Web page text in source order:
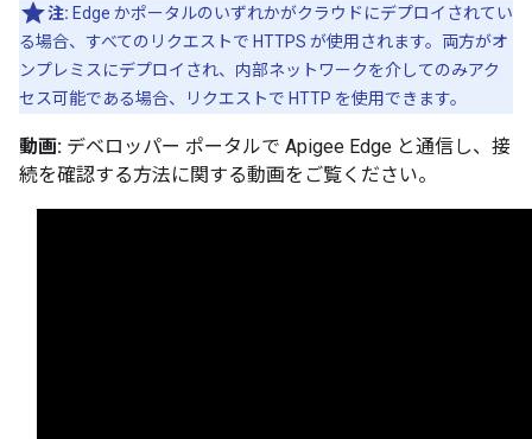
注: Edge かポータルのいずれかがクラウドにデプロイされてい
る場合、すべてのリクエストで HTTPS が使用されます。両方がオ
ンプレミスにデプロイされ、内部ネットワークを介してのみアク
セス可能である場合、リクエストで HTTP を使用できます。
動画: デベロッパー ポータルで Apigee Edge と通信し、接
続を確認する方法に関する動画をご覧ください。